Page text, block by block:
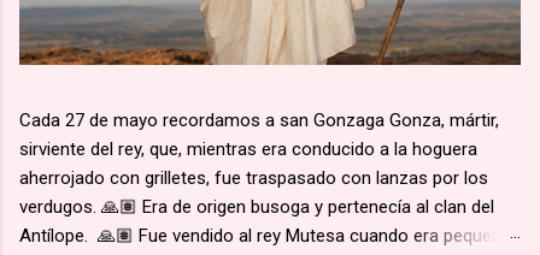
Cada 27 de mayo recordamos a san Gonzaga Gonza, mártir,
sirviente del rey, que, mientras era conducido a la hoguera
aherrojado con grilletes, fue traspasado con lanzas por los
verdugos. 🙏🏽 Era de origen busoga y pertenecía al clan del
Antílope. 🙏🏽 Fue vendido al rey Mutesa cuando era pequeño,